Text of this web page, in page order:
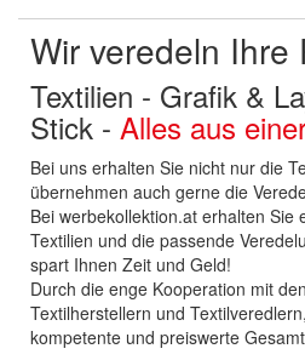
Wir veredeln Ihre
Textilien - Grafik &
Stick - Alles aus
Bei uns erhalten Sie nicht nur die
übernehmen auch gerne die
Bei werbekollektion.at erhalten Sie
Textilien und die passende
spart Ihnen Zeit und Geld!
Durch die enge Kooperation mit
Textilherstellern und
kompetente und preiswerte